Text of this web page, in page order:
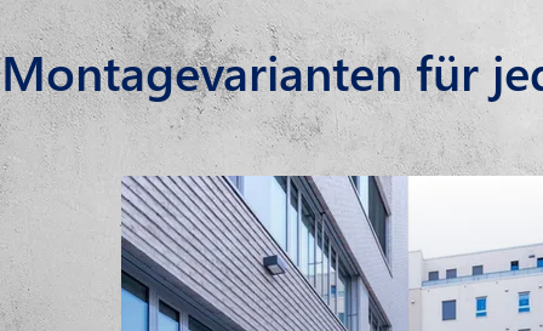
Montagevarianten für